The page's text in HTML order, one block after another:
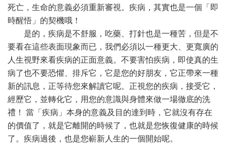
死亡，生命的意義必須重新審視。疾病，其實也是一個「即
時醒悟」的契機哦！
是的，疾病是不舒服，吃藥、打針也是一種苦，但是不
要看在這些表面現象而已，我們必須以一種更大、更寬廣的
人生視野來看疾病的正面意義。不要害怕疾病，即使真的生
病了也不要恐懼、排斥它，它是您的好朋友，它正帶來一種
新的訊息，正等待您來解讀它呢。正視您的疾病，接受它，
經歷它，並轉化它，用您的意識與身體來做一場徹底的洗
禮！ 當「疾病」本身的意義及目的達到時，它就沒有存在
的價值了，就是它離開的時候了，也就是您恢復健康的時候
了。疾病過後，也是您嶄新人生的一個開始呢。